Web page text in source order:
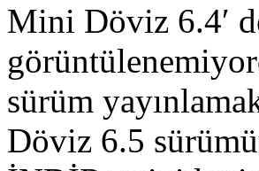
Mini Döviz 6.4′
sürüm
Döviz 6.5